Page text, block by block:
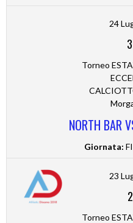
24
3
Torneo
NORTH BAR
Giornata:
23
2
Torneo